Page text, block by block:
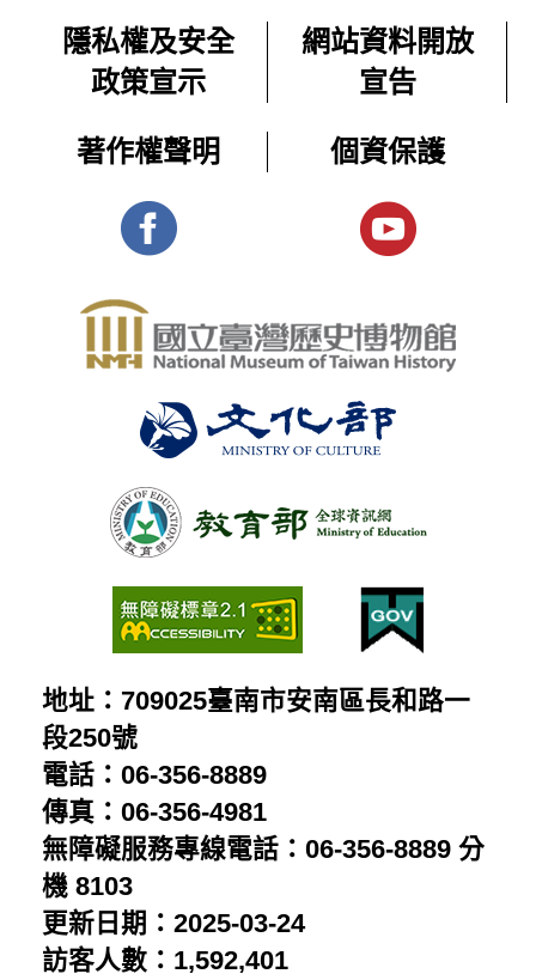
隱私權及安全
政策宣示
網站資料開放
宣告
著作權聲明 個資保護
地址：709025臺南市安南區長和路一
段250號
電話：06-356-8889
傳真：06-356-4981
無障礙服務專線電話：06-356-8889 分
機 8103
更新日期：2025-03-24
訪客人數：1,592,401